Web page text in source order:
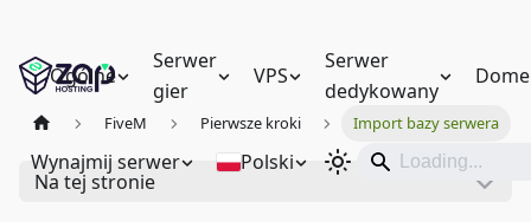
Ogólne
Serwer
gier
VPS
Serwer
dedykowany
Wynajmij serwer Polski
FiveM Pierwsze kroki Import bazy serwera
Na tej stronie